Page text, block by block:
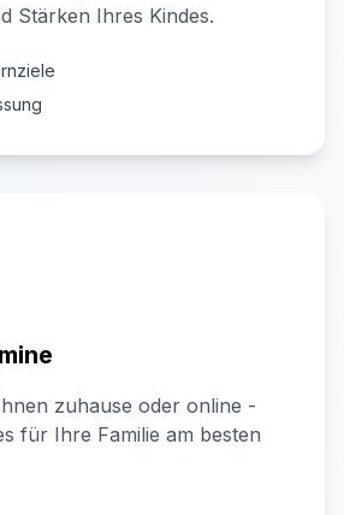
Stärken Ihres Kindes.
zuhause oder online -
für Ihre Familie am besten